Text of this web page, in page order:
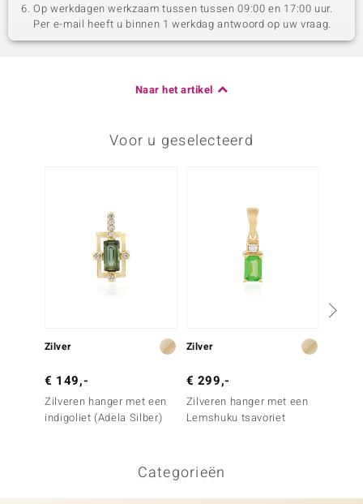
Op werkdagen werkzaam tussen tussen 09:00 en 17:00 uur.
Per e-mail heeft u binnen 1 werkdag antwoord op uw vraag.
Naar het artikel
Voor u geselecteerd
Zilver
€ 149,-
Zilveren hanger met een
indigoliet (Adela Silber)
Zilver
€ 299,-
Zilveren hanger met een
Lemshuku tsavoriet
Categorieën